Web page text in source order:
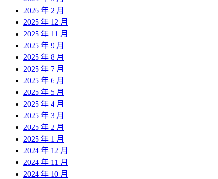
2026 年 2 月
2025 年 12 月
2025 年 11 月
2025 年 9 月
2025 年 8 月
2025 年 7 月
2025 年 6 月
2025 年 5 月
2025 年 4 月
2025 年 3 月
2025 年 2 月
2025 年 1 月
2024 年 12 月
2024 年 11 月
2024 年 10 月